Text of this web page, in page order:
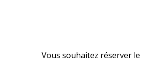
Vous souhaitez réserver